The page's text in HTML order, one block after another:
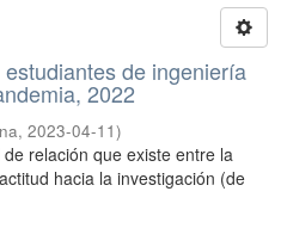
de ingeniería
2022
,2023-04-11)
relación que existe entre la
hacia la investigación (de